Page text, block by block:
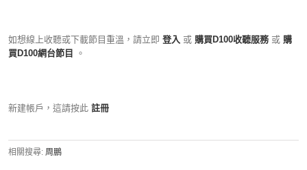
如想線上收聽或下載節目重溫，請立即 登入 或 購買D100收聽服務 或 購
買D100網台節目
。
新建帳戶，這請按此 註冊
相關搜尋: 周鵬